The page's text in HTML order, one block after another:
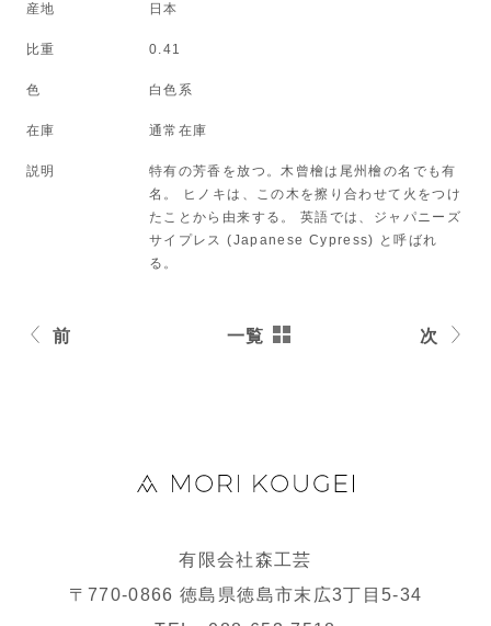
産地 日本
比重 0.41
色 白色系
在庫 通常在庫
説明
特有の芳香を放つ。木曾檜は尾州檜の名でも有
名。 ヒノキは、この木を擦り合わせて火をつけ
たことから由来する。 英語では、ジャパニーズ
サイプレス (Japanese Cypress) と呼ばれ
る。
前 一覧 次
有限会社森工芸
〒770-0866 徳島県徳島市末広3丁目5-34